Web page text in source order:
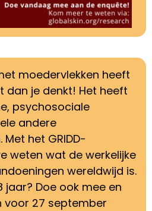
moedervlekken heeft
dan je denkt! Het heeft
psychosociale
andere
het GRIDD-
weten wat de werkelijke
wereldwijd is.
jaar? Doe ook mee en
voor 27 september